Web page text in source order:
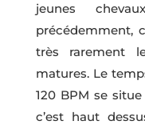
jeunes
précédemment,
très rarement
matures. Le
120 BPM se
c’est haut